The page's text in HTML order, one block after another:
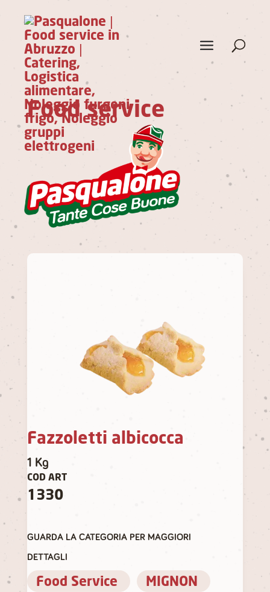
Food service
Fazzoletti albicocca
1 Kg
COD ART
1330
GUARDA LA CATEGORIA PER MAGGIORI
DETTAGLI
Food Service MIGNON